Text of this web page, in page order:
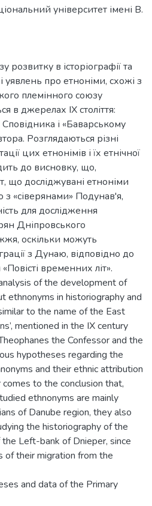
університет імені В.
розвитку в історіографії та
уявлень про етноніми, схожі з
племінного союзу
в джерелах IX століття:
і «Баварському
Розглядаються різні
цих етнонімів і їх етнічної
до висновку, що,
що досліджувані етноніми
«сіверянами» Подунав'я,
для дослідження
Дніпровського
оскільки можуть
з Дунаю, відповідно до
временних літ».
of the development of
ethnonyms in historiography and
to the name of the East
mentioned in the IX century
the Confessor and the
hypotheses regarding the
and their ethnic attribution
to the conclusion that,
ethnonyms are mainly
of Danube region, they also
the historiography of the
Left-bank of Dnieper, since
their migration from the
and data of the Primary